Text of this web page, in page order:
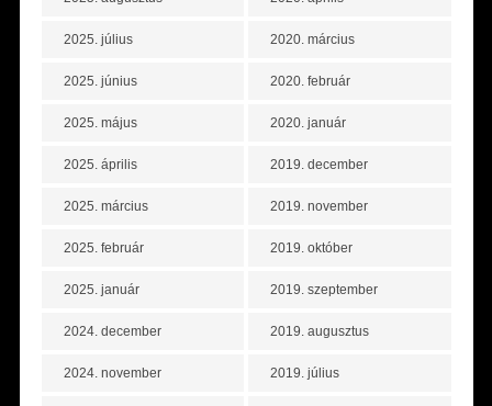
2025. július
2025. június
2025. május
2025. április
2025. március
2025. február
2025. január
2024. december
2024. november
2020. március
2020. február
2020. január
2019. december
2019. november
2019. október
2019. szeptember
2019. augusztus
2019. július